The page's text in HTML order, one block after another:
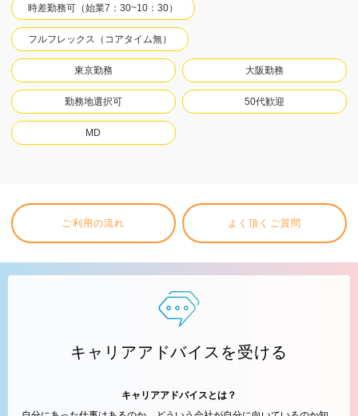
時差勤務可（始業7：30~10：30）
フルフレックス（コアタイム無）
東京勤務 大阪勤務
勤務地選択可 50代歓迎
MD
ご利用の流れ よく頂くご質問
キャリアアドバイスを受ける
キャリアアドバイスとは？